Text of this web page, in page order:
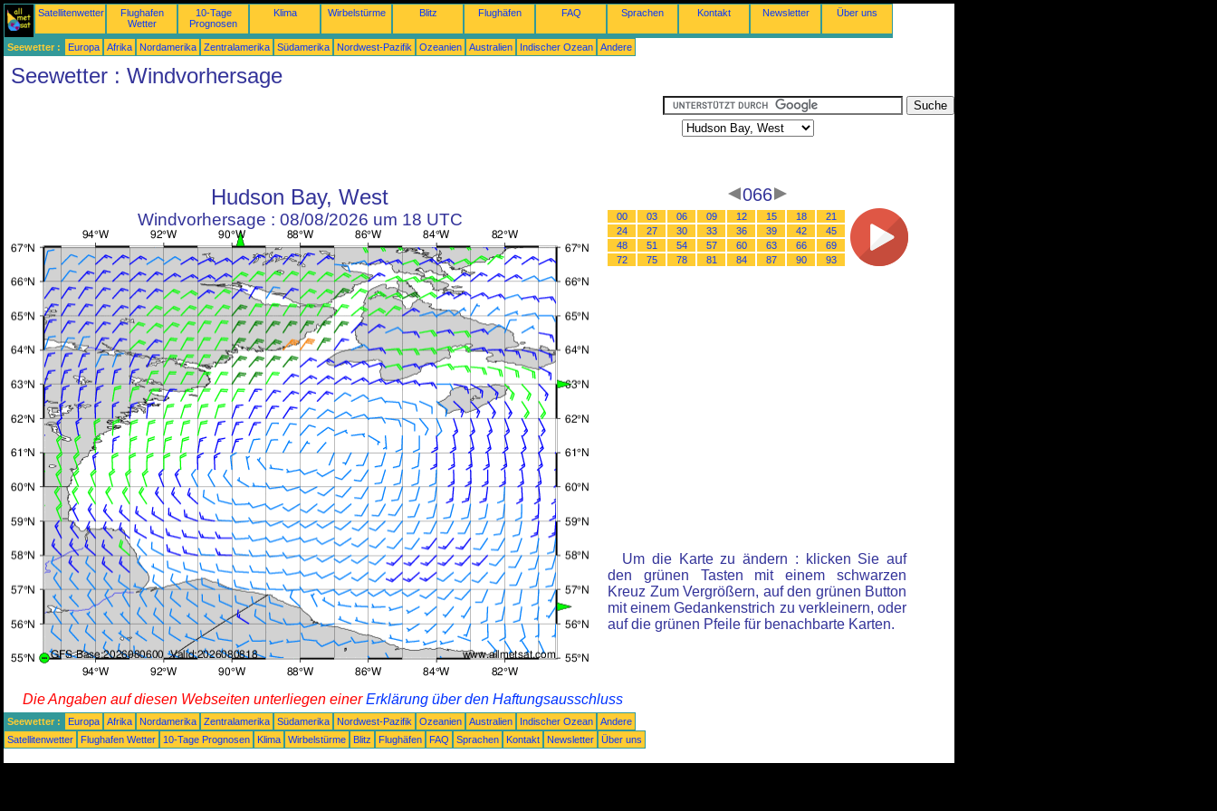
Satellitenwetter
Flughafen
Wetter
10-Tage
Prognosen
Klima Wirbelstürme Blitz Flughäfen FAQ Sprachen Kontakt Newsletter Über uns
Seewetter : Europa Afrika Nordamerika Zentralamerika Südamerika Nordwest-Pazifik Ozeanien Australien Indischer Ozean Andere
Seewetter : Windvorhersage
Hudson Bay, West
Windvorhersage : 08/08/2026 um 18 UTC
066
00 03 06 09 12 15 18
21
24
27 30 33 36 39 42
45
48
51 54 57 60 63 66
69
72
75 78 81 84 87 90 93
Um die Karte zu ändern : klicken Sie auf
den grünen Tasten mit einem schwarzen
Kreuz Zum Vergrößern, auf den grünen Button
mit einem Gedankenstrich zu verkleinern, oder
auf die grünen Pfeile für benachbarte Karten.
Die Angaben auf diesen Webseiten unterliegen einerErklärung über den Haftungsausschluss
Seewetter : Europa Afrika Nordamerika Zentralamerika Südamerika Nordwest-Pazifik Ozeanien Australien Indischer Ozean
Andere
Satellitenwetter
Flughafen Wetter 10-Tage Prognosen Klima Wirbelstürme Blitz Flughäfen FAQ Sprachen Kontakt Newsletter Über uns